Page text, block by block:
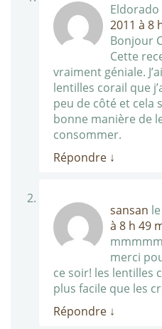
Eldorado
2011 à 8
Bonjour
Cette
vraiment géniale.
lentilles corail que
peu de côté et cela
bonne manière de
consommer.
Répondre ↓
sansan le
à 8 h 49
merci
ce soir! les lentilles
plus facile que les
Répondre ↓